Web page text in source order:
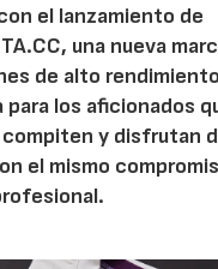
el lanzamiento de
una nueva
de alto rendimiento
para los aficionados
y disfrutan
el mismo